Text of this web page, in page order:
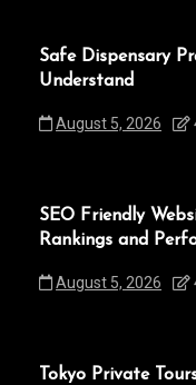
Safe Dispensary
Understand
August 5, 2026
SEO Friendly
Rankings and
August 5, 2026
Tokyo Private